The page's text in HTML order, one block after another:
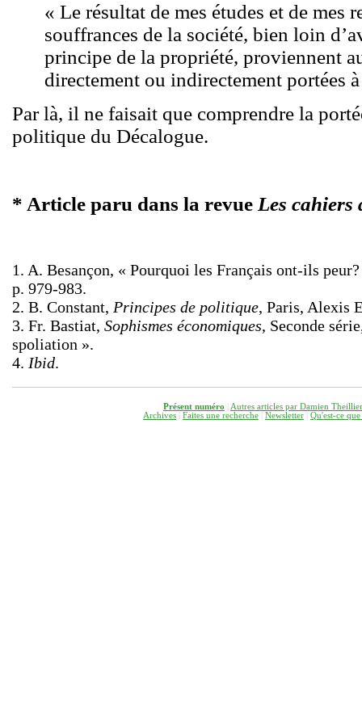
« Le résultat de mes études et de mes
souffrances de la société, bien loin
principe de la propriété, proviennent
directement ou indirectement portées
Par là, il ne faisait que comprendre la
politique du Décalogue.
* Article paru dans la revue Les cahiers
1. A. Besançon, « Pourquoi les Français ont-ils
p. 979-983.
2. B. Constant, Principes de politique, Paris, Alexis
3. Fr. Bastiat, Sophismes économiques, Seconde
spoliation ».
4. Ibid.
Présent numéro
Autres articles par Damien Theillier
Archives
Faites une recherche Newsletter Qu'est-ce